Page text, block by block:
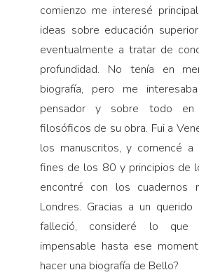
comienzo me interesé
ideas sobre educación
eventualmente a tratar de
profundidad. No tenía en
biografía, pero me
pensador y sobre todo en
filosóficos de su obra. Fui a
los manuscritos, y comencé
fines de los 80 y principios de
encontré con los cuadernos
Londres. Gracias a un
falleció, consideré lo que
impensable hasta ese
hacer una biografía de Bello?